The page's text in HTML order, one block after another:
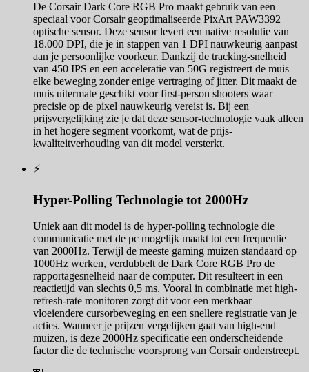
De Corsair Dark Core RGB Pro maakt gebruik van een
speciaal voor Corsair geoptimaliseerde PixArt PAW3392
optische sensor. Deze sensor levert een native resolutie van
18.000 DPI, die je in stappen van 1 DPI nauwkeurig aanpast
aan je persoonlijke voorkeur. Dankzij de tracking-snelheid
van 450 IPS en een acceleratie van 50G registreert de muis
elke beweging zonder enige vertraging of jitter. Dit maakt de
muis uitermate geschikt voor first-person shooters waar
precisie op de pixel nauwkeurig vereist is. Bij een
prijsvergelijking zie je dat deze sensor-technologie vaak alleen
in het hogere segment voorkomt, wat de prijs-
kwaliteitverhouding van dit model versterkt.
⚡
Hyper-Polling Technologie tot 2000Hz
Uniek aan dit model is de hyper-polling technologie die
communicatie met de pc mogelijk maakt tot een frequentie
van 2000Hz. Terwijl de meeste gaming muizen standaard op
1000Hz werken, verdubbelt de Dark Core RGB Pro de
rapportagesnelheid naar de computer. Dit resulteert in een
reactietijd van slechts 0,5 ms. Vooral in combinatie met high-
refresh-rate monitoren zorgt dit voor een merkbaar
vloeiendere cursorbeweging en een snellere registratie van je
acties. Wanneer je prijzen vergelijken gaat van high-end
muizen, is deze 2000Hz specificatie een onderscheidende
factor die de technische voorsprong van Corsair onderstreept.